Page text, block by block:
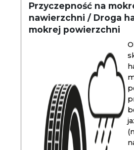
Przyczepność na
nawierzchni / Droga
mokrej powierzchni